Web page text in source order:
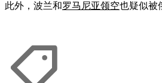
此外，波兰和罗马尼亚领空也疑似被